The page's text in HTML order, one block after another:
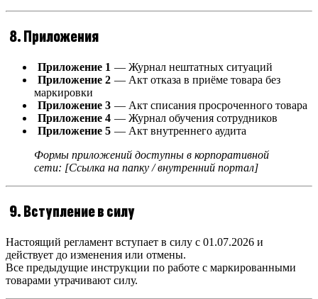
8. Приложения
Приложение 1 — Журнал нештатных ситуаций
Приложение 2 — Акт отказа в приёме товара без
маркировки
Приложение 3 — Акт списания просроченного товара
Приложение 4 — Журнал обучения сотрудников
Приложение 5 — Акт внутреннего аудита
Формы приложений доступны в корпоративной
сети: [Ссылка на папку / внутренний портал]
9. Вступление в силу
Настоящий регламент вступает в силу с 01.07.2026 и
действует до изменения или отмены.
Все предыдущие инструкции по работе с маркированными
товарами утрачивают силу.